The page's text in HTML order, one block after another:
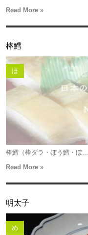
Read More »
棒鱈
ほ
棒鱈（棒ダラ・ぼう鱈・ぼ...
Read More »
明太子
め